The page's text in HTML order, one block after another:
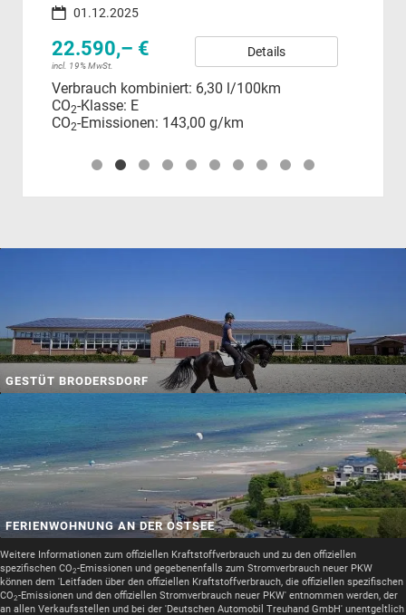
01.12.2025
22.590,– €
incl. 19% MwSt.
Details
Verbrauch kombiniert: 6,30 l/100km
CO2-Klasse: E
CO2-Emissionen: 143,00 g/km
GESTÜT BRODERSDORF
FERIENWOHNUNG AN DER OSTSEE
Weitere Informationen zum offiziellen Kraftstoffverbrauch und zu den offiziellen
spezifischen CO2-Emissionen und gegebenenfalls zum Stromverbrauch neuer PKW
können dem 'Leitfaden über den offiziellen Kraftstoffverbrauch, die offiziellen spezifischen
CO2-Emissionen und den offiziellen Stromverbrauch neuer PKW' entnommen werden, der
an allen Verkaufsstellen und bei der 'Deutschen Automobil Treuhand GmbH' unentgeltlich